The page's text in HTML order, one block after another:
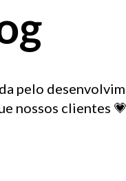
pelo
nossos clientes